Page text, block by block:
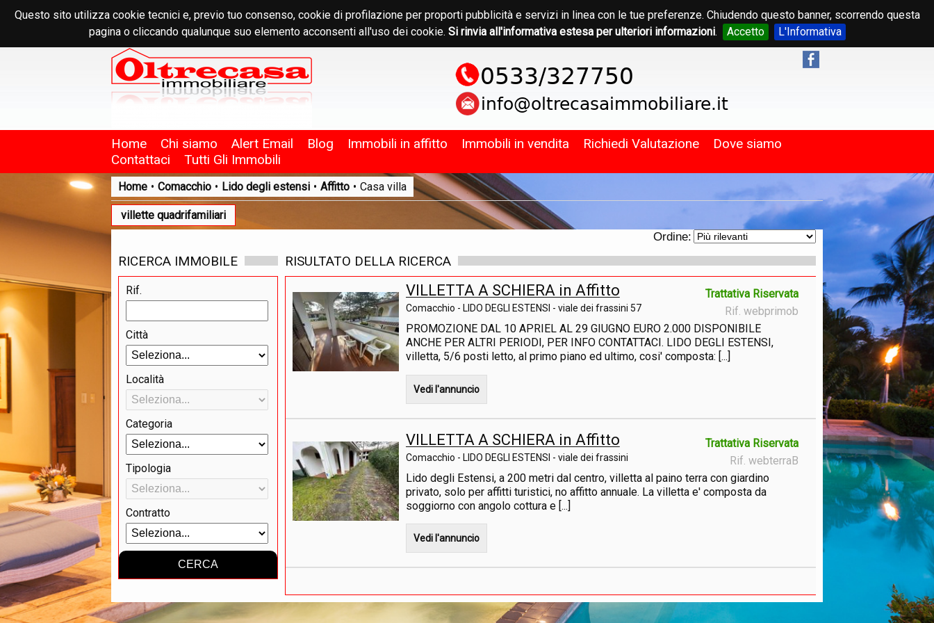
Questo sito utilizza cookie tecnici e, previo tuo consenso, cookie di profilazione per proporti pubblicità e servizi in linea con le tue preferenze. Chiudendo questo banner, scorrendo questa
pagina o cliccando qualunque suo elemento acconsenti all'uso dei cookie. Si rinvia all'informativa estesa per ulteriori informazioni. Accetto L'Informativa
Home Chi siamo Alert Email Blog Immobili in affitto Immobili in vendita Richiedi Valutazione
Dove siamo
Contattaci
Tutti Gli Immobili
Home • Comacchio • Lido degli estensi • Affitto • Casa villa
villette quadrifamiliari
RICERCA IMMOBILE
Rif.
Città
Località
Categoria
Tipologia
Contratto
Ordine:
RISULTATO DELLA RICERCA
Trattativa Riservata
Rif. webprimob
VILLETTA A SCHIERA in Affitto
Comacchio - LIDO DEGLI ESTENSI - viale dei frassini 57
PROMOZIONE DAL 10 APRIEL AL 29 GIUGNO EURO 2.000 DISPONIBILE
ANCHE PER ALTRI PERIODI, PER INFO CONTATTACI. LIDO DEGLI ESTENSI,
villetta, 5/6 posti letto, al primo piano ed ultimo, cosi' composta: [...]
Vedi l'annuncio
Trattativa Riservata
Rif. webterraB
VILLETTA A SCHIERA in Affitto
Comacchio - LIDO DEGLI ESTENSI - viale dei frassini
Lido degli Estensi, a 200 metri dal centro, villetta al paino terra con giardino
privato, solo per affitti turistici, no affitto annuale. La villetta e' composta da
soggiorno con angolo cottura e [...]
Vedi l'annuncio